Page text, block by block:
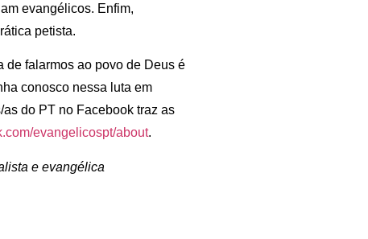
evangélicos. Enfim,
petista.
de falarmos ao povo de Deus é
conosco nessa luta em
do PT no Facebook traz as
evangelicospt/about.
e evangélica